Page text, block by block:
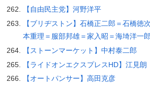
【自由民主党】河野洋平
【ブリヂストン】石橋正二郎＝石橋徳
本重理＝服部邦雄＝家入昭＝海埼洋一郎
【ストーンマーケット】中村泰二郎
【ライドオンエクスプレスHD】江見朗
【オートパンサー】高田克彦